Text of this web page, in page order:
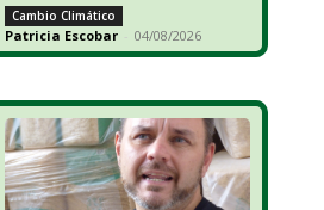
Cambio Climático
Patricia Escobar - 04/08/2026